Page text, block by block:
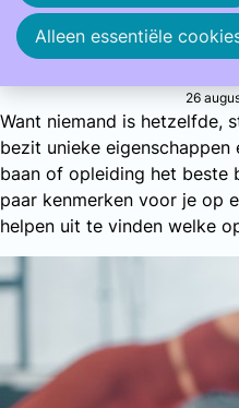
de wegstreep tactiek
laten we starten
26
Want niemand is hetzelfde,
bezit unieke
baan of opleiding het beste
paar kenmerken voor je op
helpen uit te vinden welke
Alleen essentiële